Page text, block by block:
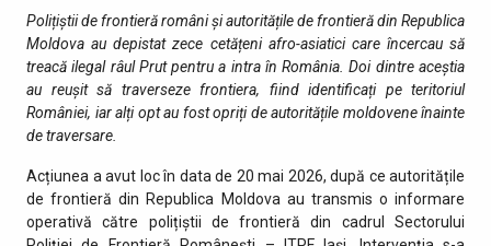
Polițiștii de frontieră români și autoritățile de frontieră din Republica
Moldova au depistat zece cetățeni afro-asiatici care încercau să
treacă ilegal râul Prut pentru a intra în România. Doi dintre aceștia
au reușit să traverseze frontiera, fiind identificați pe teritoriul
României, iar alți opt au fost opriți de autoritățile moldovene înainte
de traversare.
Acțiunea a avut loc în data de 20 mai 2026, după ce autoritățile
de frontieră din Republica Moldova au transmis o informare
operativă către polițiștii de frontieră din cadrul Sectorului